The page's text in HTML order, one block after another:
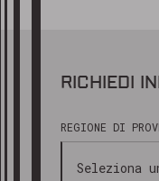
RICHIEDI
REGIONE DI